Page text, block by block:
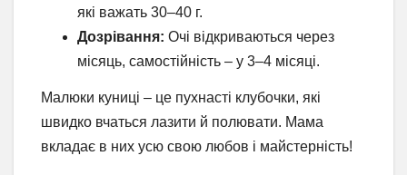
які важать 30–40 г.
Дозрівання: Очі відкриваються через
місяць, самостійність – у 3–4 місяці.
Малюки куниці – це пухнасті клубочки, які
швидко вчаться лазити й полювати. Мама
вкладає в них усю свою любов і майстерність!